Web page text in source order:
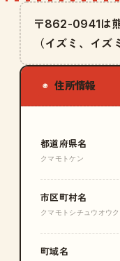
〒862-0941は
（イズミ、イズ
◉ 住所情報
都道府県名
クマモトケン
市区町村名
クマモトシチュウオウク
町域名